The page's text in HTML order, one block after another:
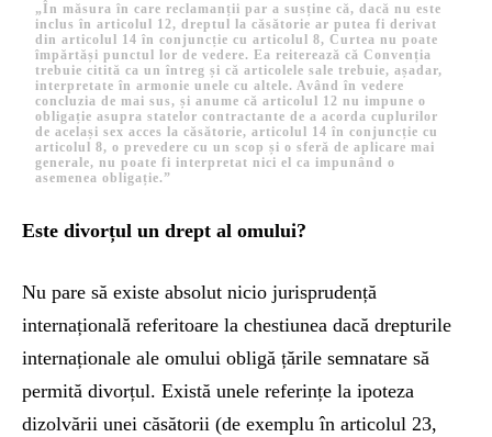
„În măsura în care reclamanții par a susține că, dacă nu este
inclus în articolul 12, dreptul la căsătorie ar putea fi derivat
din articolul 14 în conjuncție cu articolul 8, Curtea nu poate
împărtăși punctul lor de vedere. Ea reiterează că Convenția
trebuie citită ca un întreg și că articolele sale trebuie, așadar,
interpretate în armonie unele cu altele. Având în vedere
concluzia de mai sus, și anume că articolul 12 nu impune o
obligație asupra statelor contractante de a acorda cuplurilor
de același sex acces la căsătorie, articolul 14 în conjuncție cu
articolul 8, o prevedere cu un scop și o sferă de aplicare mai
generale, nu poate fi interpretat nici el ca impunând o
asemenea obligație.”
Este divorțul un drept al omului?
Nu pare să existe absolut nicio jurisprudență
internațională referitoare la chestiunea dacă drepturile
internaționale ale omului obligă țările semnatare să
permită divorțul. Există unele referințe la ipoteza
dizolvării unei căsătorii (de exemplu în articolul 23,